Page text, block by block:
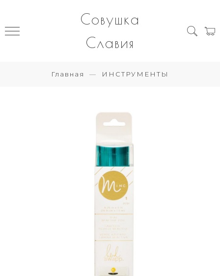
Совушка
Славия
Главная ИНСТРУМЕНТЫ